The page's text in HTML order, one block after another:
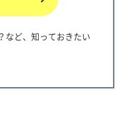
など、知っておきたい